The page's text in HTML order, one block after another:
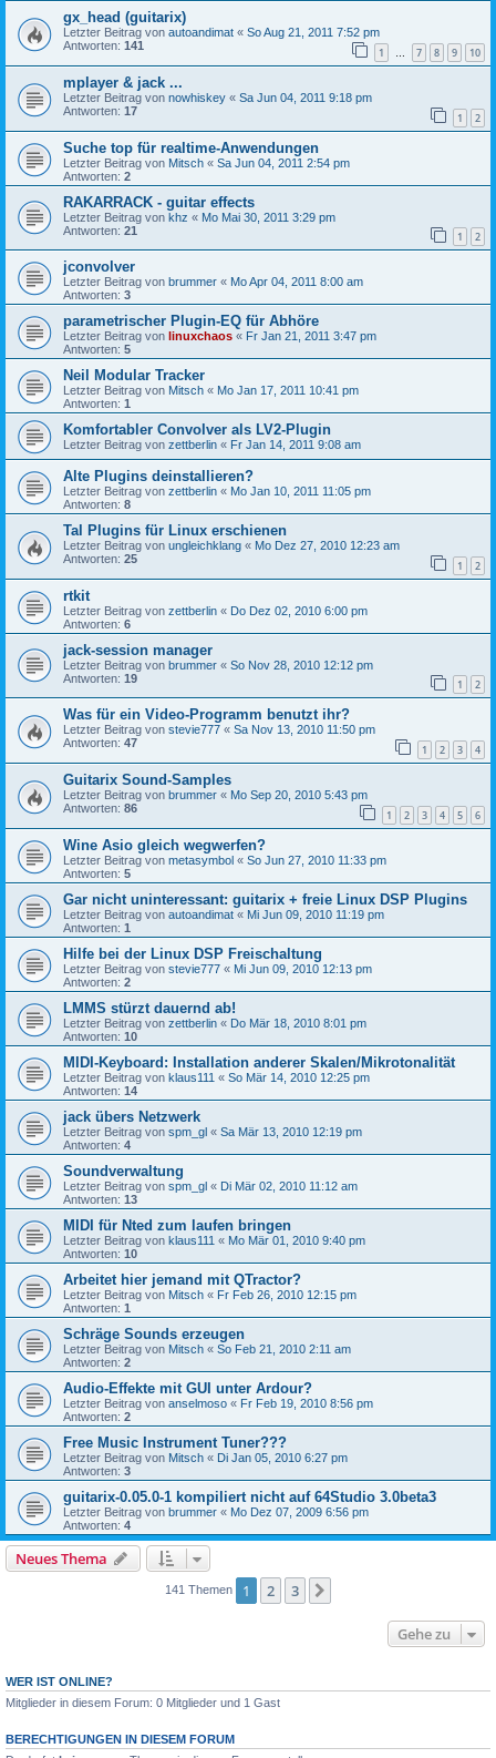
gx_head (guitarix)
Letzter Beitrag von autoandimat « So Aug 21, 2011 7:52 pm
Antworten: 141 1 … 7 8 9 10
mplayer & jack ...
Letzter Beitrag von nowhiskey « Sa Jun 04, 2011 9:18 pm
Antworten: 17 1 2
Suche top für realtime-Anwendungen
Letzter Beitrag von Mitsch « Sa Jun 04, 2011 2:54 pm
Antworten: 2
RAKARRACK - guitar effects
Letzter Beitrag von khz « Mo Mai 30, 2011 3:29 pm
Antworten: 21 1 2
jconvolver
Letzter Beitrag von brummer « Mo Apr 04, 2011 8:00 am
Antworten: 3
parametrischer Plugin-EQ für Abhöre
Letzter Beitrag von linuxchaos « Fr Jan 21, 2011 3:47 pm
Antworten: 5
Neil Modular Tracker
Letzter Beitrag von Mitsch « Mo Jan 17, 2011 10:41 pm
Antworten: 1
Komfortabler Convolver als LV2-Plugin
Letzter Beitrag von zettberlin « Fr Jan 14, 2011 9:08 am
Alte Plugins deinstallieren?
Letzter Beitrag von zettberlin « Mo Jan 10, 2011 11:05 pm
Antworten: 8
Tal Plugins für Linux erschienen
Letzter Beitrag von ungleichklang « Mo Dez 27, 2010 12:23 am
Antworten: 25 1 2
rtkit
Letzter Beitrag von zettberlin « Do Dez 02, 2010 6:00 pm
Antworten: 6
jack-session manager
Letzter Beitrag von brummer « So Nov 28, 2010 12:12 pm
Antworten: 19 1 2
Was für ein Video-Programm benutzt ihr?
Letzter Beitrag von stevie777 « Sa Nov 13, 2010 11:50 pm
Antworten: 47 1 2 3 4
Guitarix Sound-Samples
Letzter Beitrag von brummer « Mo Sep 20, 2010 5:43 pm
Antworten: 86 1 2 3 4 5 6
Wine Asio gleich wegwerfen?
Letzter Beitrag von metasymbol « So Jun 27, 2010 11:33 pm
Antworten: 5
Gar nicht uninteressant: guitarix + freie Linux DSP Plugins
Letzter Beitrag von autoandimat « Mi Jun 09, 2010 11:19 pm
Antworten: 1
Hilfe bei der Linux DSP Freischaltung
Letzter Beitrag von stevie777 « Mi Jun 09, 2010 12:13 pm
Antworten: 2
LMMS stürzt dauernd ab!
Letzter Beitrag von zettberlin « Do Mär 18, 2010 8:01 pm
Antworten: 10
MIDI-Keyboard: Installation anderer Skalen/Mikrotonalität
Letzter Beitrag von klaus111 « So Mär 14, 2010 12:25 pm
Antworten: 14
jack übers Netzwerk
Letzter Beitrag von spm_gl « Sa Mär 13, 2010 12:19 pm
Antworten: 4
Soundverwaltung
Letzter Beitrag von spm_gl « Di Mär 02, 2010 11:12 am
Antworten: 13
MIDI für Nted zum laufen bringen
Letzter Beitrag von klaus111 « Mo Mär 01, 2010 9:40 pm
Antworten: 10
Arbeitet hier jemand mit QTractor?
Letzter Beitrag von Mitsch « Fr Feb 26, 2010 12:15 pm
Antworten: 1
Schräge Sounds erzeugen
Letzter Beitrag von Mitsch « So Feb 21, 2010 2:11 am
Antworten: 2
Audio-Effekte mit GUI unter Ardour?
Letzter Beitrag von anselmoso « Fr Feb 19, 2010 8:56 pm
Antworten: 2
Free Music Instrument Tuner???
Letzter Beitrag von Mitsch « Di Jan 05, 2010 6:27 pm
Antworten: 3
guitarix-0.05.0-1 kompiliert nicht auf 64Studio 3.0beta3
Letzter Beitrag von brummer « Mo Dez 07, 2009 6:56 pm
Antworten: 4
Neues Thema
141 Themen 1 2 3
Gehe zu
WER IST ONLINE?
Mitglieder in diesem Forum: 0 Mitglieder und 1 Gast
BERECHTIGUNGEN IN DIESEM FORUM